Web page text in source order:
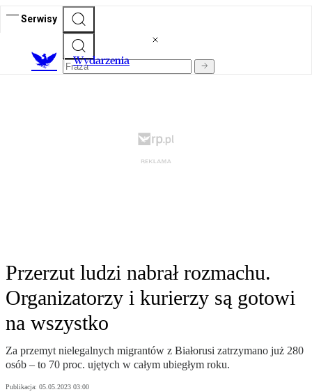
Serwisy
Wydarzenia
Przerzut ludzi nabrał rozmachu.
Organizatorzy i kurierzy są gotowi
na wszystko
Za przemyt nielegalnych migrantów z Białorusi zatrzymano już 280
osób – to 70 proc. ujętych w całym ubiegłym roku.
Publikacja: 05.05.2023 03:00